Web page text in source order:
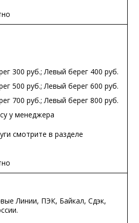
300 руб.; Левый берег 400 руб.
500 руб.; Левый берег 600 руб.
700 руб.; Левый берег 800 руб.
у менеджера
смотрите в разделе
Линии, ПЭК, Байкал, Сдэк,